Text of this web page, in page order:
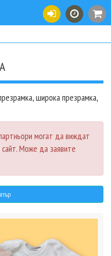
широка презрамка,
могат да виждат
Може да заявите